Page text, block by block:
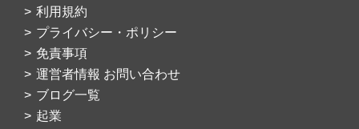
利用規約
プライバシー・ポリシー
免責事項
運営者情報 お問い合わせ
ブログ一覧
起業